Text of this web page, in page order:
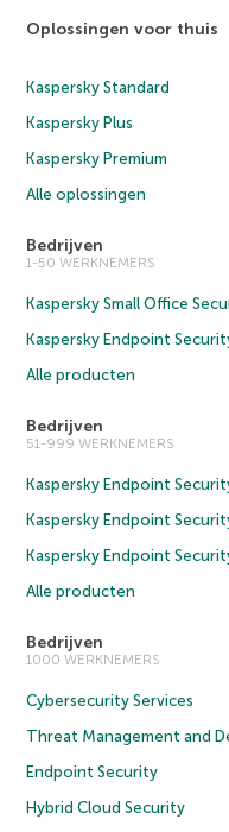
Oplossingen voor thuis
Kaspersky Standard
Kaspersky Plus
Kaspersky Premium
Alle oplossingen
Bedrijven
1-50 WERKNEMERS
Kaspersky Small Office
Kaspersky Endpoint
Alle producten
Bedrijven
51-999 WERKNEMERS
Kaspersky Endpoint
Kaspersky Endpoint
Kaspersky Endpoint
Alle producten
Bedrijven
1000 WERKNEMERS
Cybersecurity Services
Threat Management and
Endpoint Security
Hybrid Cloud Security